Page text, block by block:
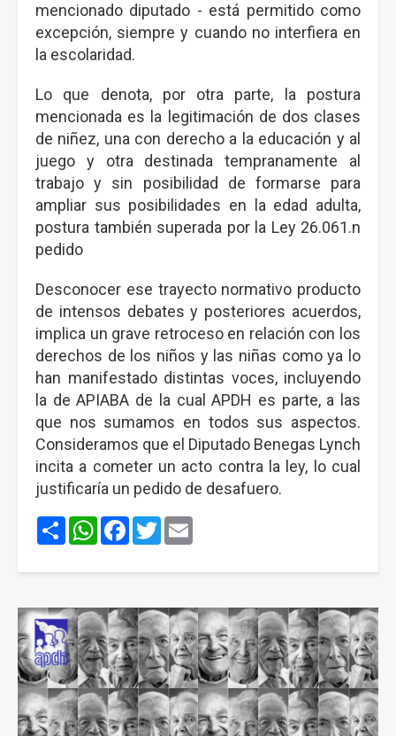
mencionado diputado - está permitido como
excepción, siempre y cuando no interfiera en
la escolaridad.
Lo que denota, por otra parte, la postura
mencionada es la legitimación de dos clases
de niñez, una con derecho a la educación y al
juego y otra destinada tempranamente al
trabajo y sin posibilidad de formarse para
ampliar sus posibilidades en la edad adulta,
postura también superada por la Ley 26.061.n
pedido
Desconocer ese trayecto normativo producto
de intensos debates y posteriores acuerdos,
implica un grave retroceso en relación con los
derechos de los niños y las niñas como ya lo
han manifestado distintas voces, incluyendo
la de APIABA de la cual APDH es parte, a las
que nos sumamos en todos sus aspectos.
Consideramos que el Diputado Benegas Lynch
incita a cometer un acto contra la ley, lo cual
justificaría un pedido de desafuero.
ShareWhatsApp
Facebook
Twitter